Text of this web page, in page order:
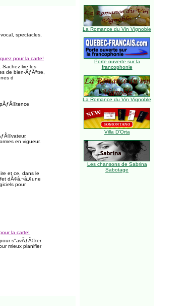
spectacles,
pour la carte!
Sachez lire les
de bien-ÃƒÂªtre,
d
en vigueur.
et ce, dans le
dÃ¢â‚¬â„¢une
pour
la carte!
s''avÃƒÂ©rer
mieux planifier
La Romance du Vin Vignoble
Porte ouverte sur la
francophonie
La Romance du Vin Vignoble
Villa D'Orta
Les chansons de Sabrina
Sabotage